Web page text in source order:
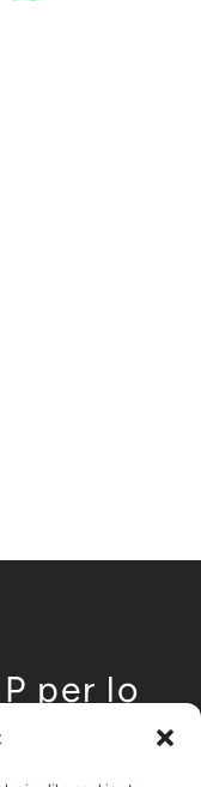
per lo